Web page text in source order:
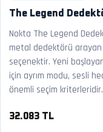
The Legend
Nokta The Legend
metal dedektörü arayan
seçenektir. Yeni
için ayrım modu, sesli
önemli seçim kriterleridir.
32.083 TL